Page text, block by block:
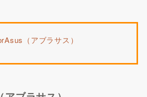
（アブラサス）